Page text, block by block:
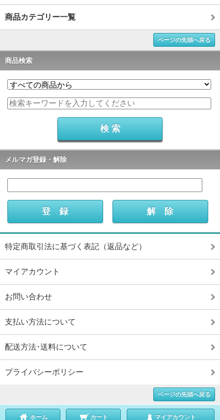
商品カテゴリー一覧
ページの先頭へ戻る
商品検索
メルマガ登録・解除
特定商取引法に基づく表記（返品など）
マイアカウント
お問い合わせ
支払い方法について
配送方法･送料について
プライバシーポリシー
ページの先頭へ戻る
ホーム カート マイアカウント